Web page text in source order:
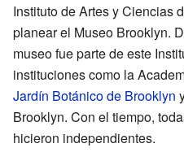
Instituto de Artes y Ciencias
planear el Museo Brooklyn.
museo fue parte de este
instituciones como la
Jardín Botánico de Brooklyn
Brooklyn. Con el tiempo,
hicieron independientes.